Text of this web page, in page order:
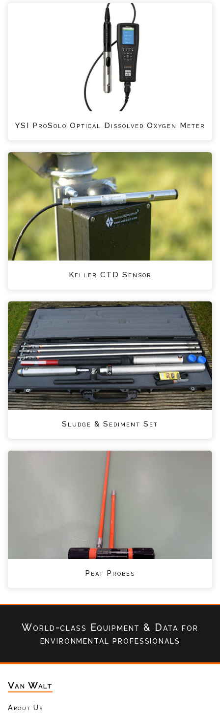
YSI ProSolo Optical Dissolved Oxygen Meter
Keller CTD Sensor
Sludge & Sediment Set
Peat Probes
World-class Equipment & Datafor
environmental professionals
Van Walt
About Us